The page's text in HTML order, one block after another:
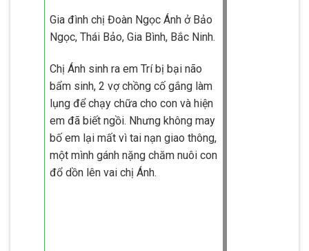
Gia đình chị Đoàn Ngọc Ánh ở Bảo
Ngọc, Thái Bảo, Gia Bình, Bắc Ninh.
Chị Ánh sinh ra em Trí bị bại não
bẩm sinh, 2 vợ chồng cố gắng làm
lụng để chạy chữa cho con và hiện
em đã biết ngồi. Nhưng không may
bố em lại mất vì tai nạn giao thông,
một mình gánh nặng chăm nuôi con
đổ dồn lên vai chị Ánh.